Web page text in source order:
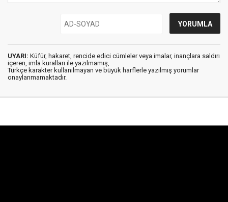
UYARI: Küfür, hakaret, rencide edici cümleler veya imalar, inançlara saldırı
içeren, imla kuralları ile yazılmamış,
Türkçe karakter kullanılmayan ve büyük harflerle yazılmış yorumlar
onaylanmamaktadır.